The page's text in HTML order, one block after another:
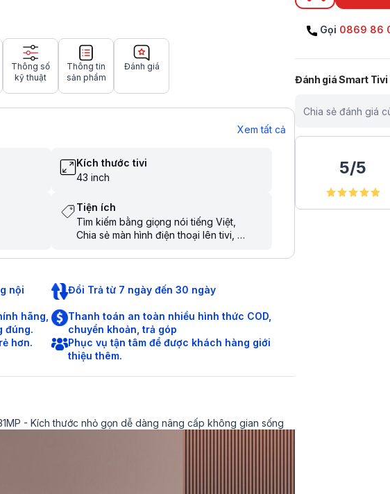
Thông số
kỹ thuật
Thông tin
sản phẩm
Đánh giá
Xem tất cả
Kích thước tivi
43 inch
Tiện ích
Tìm kiếm bằng giọng nói tiếng Việt
Chia sẻ màn hình điện thoại lên tivi
Điều khiển bằng điện thoại
tiếng Việt
nội
Đổi Trả từ 7 ngày đến 30 ngày
hãng,
đúng.
Thanh toán an toàn nhiều hình thức COD,
chuyển khoản, trả góp
hơn.
Phục vụ tận tâm để được khách hàng giới
thiệu thêm.
- Kích thước nhỏ gọn dễ dàng nâng cấp không gian sống
Gọi 0869 86
Đánh giáSmart Tivi
Chia sẻ đánh giá
5/5